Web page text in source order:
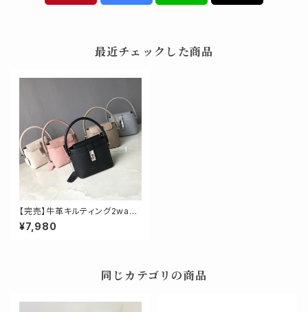
最近チェックした商品
【完売】牛革キルティング2way
バッグ
¥7,980
同じカテゴリの商品